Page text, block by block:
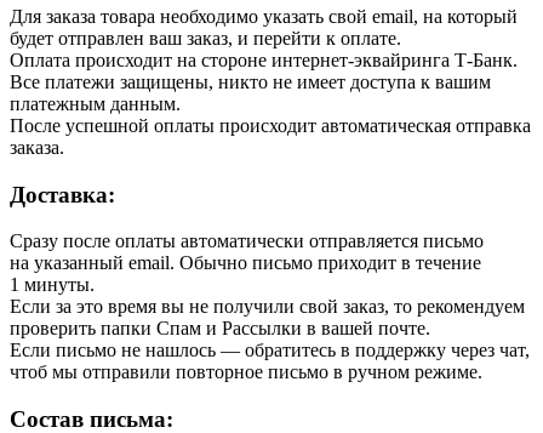
Для заказа товара необходимо указать свой email, на который
будет отправлен ваш заказ, и перейти к оплате.
Оплата происходит на стороне интернет-эквайринга Т-Банк.
Все платежи защищены, никто не имеет доступа к вашим
платежным данным.
После успешной оплаты происходит автоматическая отправка
заказа.
Доставка:
Сразу после оплаты автоматически отправляется письмо
на указанный email. Обычно письмо приходит в течение
1 минуты.
Если за это время вы не получили свой заказ, то рекомендуем
проверить папки Спам и Рассылки в вашей почте.
Если письмо не нашлось — обратитесь в поддержку через чат,
чтоб мы отправили повторное письмо в ручном режиме.
Состав письма: